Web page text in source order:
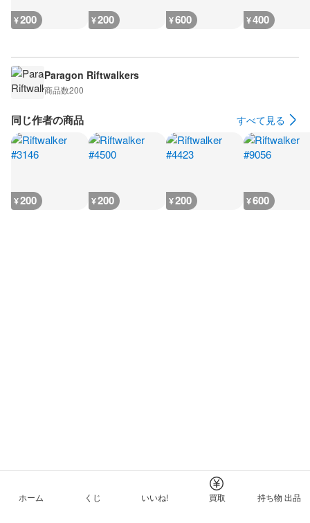
¥200 ¥200 ¥600 ¥400
Paragon Riftwalkers
商品数200
同じ作者の商品 すべて見る
¥200 ¥200 ¥200 ¥600
ホーム くじ いいね! 買取 持ち物 出品